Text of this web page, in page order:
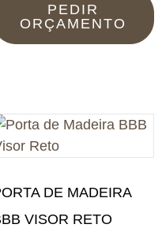
PEDIR
ORÇAMENTO
DE MADEIRA
VISOR RETO